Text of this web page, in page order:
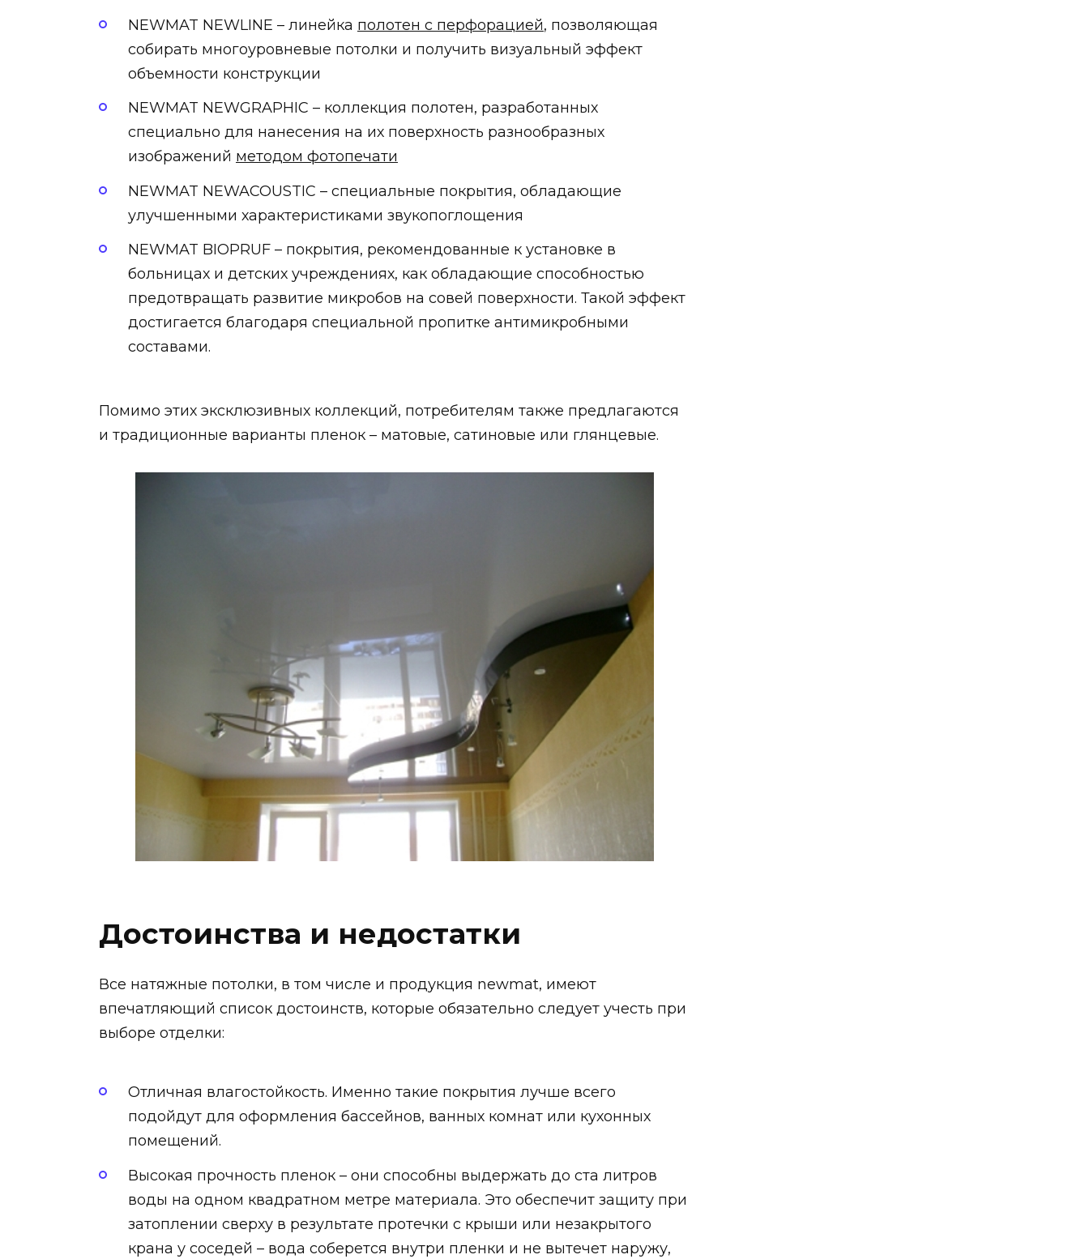
NEWMAT NEWLINE – линейка полотен с перфорацией, позволяющая
собирать многоуровневые потолки и получить визуальный эффект
объемности конструкции
NEWMAT NEWGRAPHIC – коллекция полотен, разработанных
специально для нанесения на их поверхность разнообразных
изображений методом фотопечати
NEWMAT NEWACOUSTIC – специальные покрытия, обладающие
улучшенными характеристиками звукопоглощения
NEWMAT BIOPRUF – покрытия, рекомендованные к установке в
больницах и детских учреждениях, как обладающие способностью
предотвращать развитие микробов на совей поверхности. Такой эффект
достигается благодаря специальной пропитке антимикробными
составами.
Помимо этих эксклюзивных коллекций, потребителям также предлагаются
и традиционные варианты пленок – матовые, сатиновые или глянцевые.
Достоинства и недостатки
Все натяжные потолки, в том числе и продукция newmat, имеют
впечатляющий список достоинств, которые обязательно следует учесть при
выборе отделки:
Отличная влагостойкость. Именно такие покрытия лучше всего
подойдут для оформления бассейнов, ванных комнат или кухонных
помещений.
Высокая прочность пленок – они способны выдержать до ста литров
воды на одном квадратном метре материала. Это обеспечит защиту при
затоплении сверху в результате протечки с крыши или незакрытого
крана у соседей – вода соберется внутри пленки и не вытечет наружу,